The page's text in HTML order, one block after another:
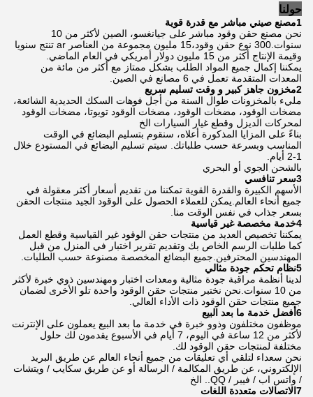
حولنا
1مصنع صيني مباشر مع قدرة قوية
نحن مصنع حقن وقود مباشر على جيانغسو، الصين لأكثر من 10
سنوات.300 نوع حقن وقود،15 مليون مجموعة من العناصر ar تنتج سنويا
وقيمة الإنتاج أكثر من 15 مليون دولار أمريكي في العام الماضي.
يمكننا إكمال جميع المواد الطلب بشكل ممتاز مع أكثر من مائة من
المعدات المتقدمة تعمل في 6 مصانع في الصين.
2مخزون جاهز كبير و وقت تسليم سريع
مليء بالمخزونات طوال السنة من أجل فوهات السكك الحديدية الشائعة،
مضخات الوقود، مضخات الوقود، مضخات الوقود تويوتا، مضخات الوقود
لمحركات الديزل وقطع غيار السيارات الخ
بناءً على المزايا المذكورة أعلاه، سنقوم بتسليم البضائع في الوقت
المناسب وبسرعة حسب طلباتك. سيتم تسليم البضائع في المستودع خلال
1-2 أيام.
بالشحن الجوي أو البحري
3سعر تنافسي
الأسهم الكبيرة والقدرة القوية تمكننا من تقديم أسعار أكثر معقولة في
جميع أنحاء العالم.يمكن للعملاء الحصول على الوقود الجيد منتجات الحقن
بسعر جذاب في نفس الوقت منا.
4خدمة مخصصة غير قياسية
يمكننا تخصيص العديد من منتجات حقن الوقود غير القياسية وقطع العمل
كما طلبات الرسم الخاص بك وتقديم تقرير اختبار في المنزل من قبل
المهندسين المحترفين.جميع البضائع المخصصة مصنوعة حسب الطلبات.
5نظام تحكم جودة مثالي
لدينا أنظمة مراقبة جودة مثالية ومعدات اختبار ومهندسين ذوي خبرة لأكثر
من 10 سنوات.نحن نختبر منتجات حقن الوقود واحدة تلو الأخرى لضمان
جميع منتجات حقن الوقود ذات الأداء العالي.
6أفضل خدمة ما بعد البيع
موظفون مختلفون وذوو خبرة في خدمة ما بعد البيع يعملون على الإنترنت
لأكثر من 12 ساعة في اليوم، 7 أيام في الأسبوع يقدمون لك حلول
مختلفة لمنتجات حقن الوقود لك.
نحن سعداء لتلقي أي تعليقات من جميع أنحاء العالم عن طريق البريد
الإلكتروني، عن طريق المكالمة / الرسالة أو عن طريق سكايب / ويتشات
/ واتس اب / فيبر / QQ.. الخ
7الاتصالات متعددة اللغات